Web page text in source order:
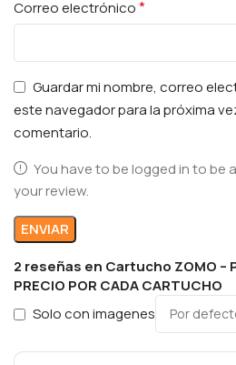
2 reseñas en Cartucho ZOMO –
PRECIO POR CADA CARTUCHO
Solo con imagenes
Correo electrónico*
Guardar mi nombre, correo
este navegador para la próxima
comentario.
You have to be logged in to be
your review.